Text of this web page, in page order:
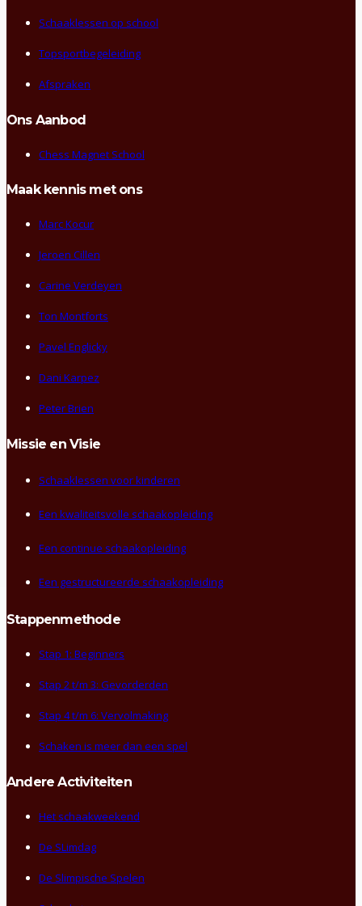
Schaaklessen op school
Topsportbegeleiding
Afspraken
Ons Aanbod
Chess Magnet School
Maak kennis met ons
Marc Kocur
Jeroen Cillen
Carine Verdeyen
Ton Montforts
Pavel Englicky
Dani Karpez
Peter Brien
Missie en Visie
Schaaklessen voor kinderen
Een kwaliteitsvolle schaakopleiding
Een continue schaakopleiding
Een gestructureerde schaakopleiding
Stappenmethode
Stap 1: Beginners
Stap 2 t/m 3: Gevorderden
Stap 4 t/m 6: Vervolmaking
Schaken is meer dan een spel
Andere Activiteiten
Het schaakweekend
De SLimdag
De Slimpische Spelen